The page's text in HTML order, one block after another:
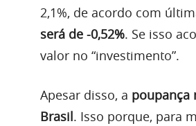
2,1%, de acordo com
será de -0,52%. Se isso
valor no “investimento”.
Apesar disso, a poupança
Brasil. Isso porque, para